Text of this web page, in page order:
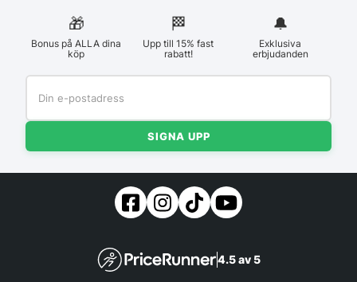
🎁
Bonus på ALLA dina
köp
🏁︎
Upp till 15% fast
rabatt!
🔔
Exklusiva
erbjudanden
SIGNA UPP
4.5 av 5